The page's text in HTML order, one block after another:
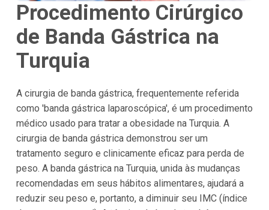
Procedimento Cirúrgico
de Banda Gástrica na
Turquia
A cirurgia de banda gástrica, frequentemente referida
como 'banda gástrica laparoscópica', é um procedimento
médico usado para tratar a obesidade na Turquia. A
cirurgia de banda gástrica demonstrou ser um
tratamento seguro e clinicamente eficaz para perda de
peso. A banda gástrica na Turquia, unida às mudanças
recomendadas em seus hábitos alimentares, ajudará a
reduzir seu peso e, portanto, a diminuir seu IMC (índice